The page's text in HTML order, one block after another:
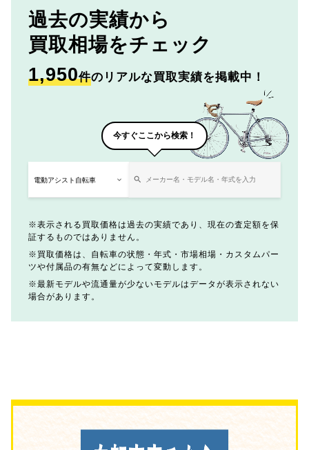
過去の実績から
買取相場をチェック
1,950件のリアルな買取実績を掲載中！
今すぐここから検索！
表示される買取価格は過去の実績であり、現在の査定額を保
証するものではありません。
買取価格は、自転車の状態・年式・市場相場・カスタムパー
ツや付属品の有無などによって変動します。
最新モデルや流通量が少ないモデルはデータが表示されない
場合があります。